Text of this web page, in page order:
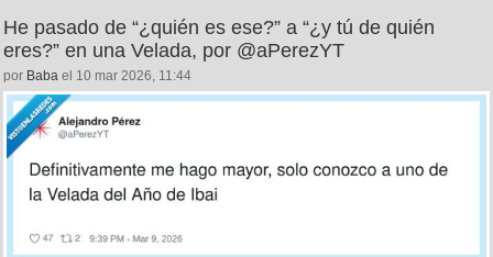
He pasado de “¿quién es ese?” a “¿y tú de quién
eres?” en una Velada, por @aPerezYT
por Baba el 10 mar 2026, 11:44